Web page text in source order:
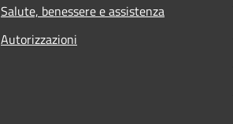
Salute, benessere e assistenza
Autorizzazioni